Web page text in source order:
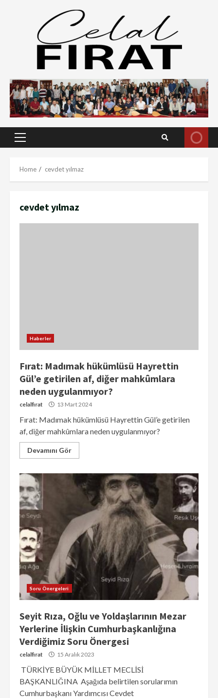
Primary
Home cevdet yılmaz
cevdet yılmaz
Haberler
Fırat: Madımak hükümlüsü Hayrettin
Gül’e getirilen af, diğer mahkûmlara
neden uygulanmıyor?
celalfirat 13 Mart 2024
Fırat: Madımak hükümlüsü Hayrettin Gül’e getirilen
af, diğer mahkûmlara neden uygulanmıyor?
Devamını Gör
Soru Önergeleri
Seyit Rıza, Oğlu ve Yoldaşlarının Mezar
Yerlerine İlişkin Cumhurbaşkanlığına
Verdiğimiz Soru Önergesi
celalfirat 15 Aralık 2023
TÜRKİYE BÜYÜK MİLLET MECLİSİ
BAŞKANLIĞINA Aşağıda belirtilen sorularımın
Cumhurbaşkanı Yardımcısı Cevdet